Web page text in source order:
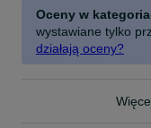
Oceny w
wystawiane tylko
działają oceny?